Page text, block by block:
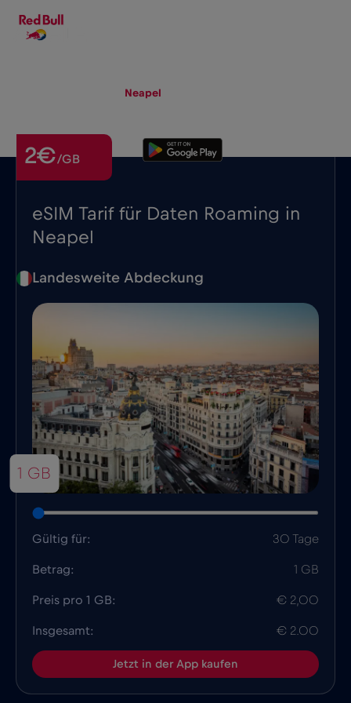
Neapel
eSIM Tarif für Daten Roaming in
Neapel
2€/GB
Landesweite Abdeckung
1 GB
Gültig für: 30 Tage
Betrag: 1 GB
Preis pro 1 GB: € 2,00
Insgesamt: € 2.00
Jetzt in der App kaufen